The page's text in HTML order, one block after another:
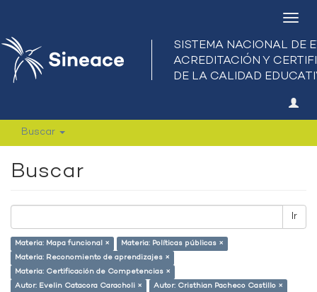
Buscar
Buscar
Ir
Materia: Mapa funcional ×
Materia: Políticas públicas ×
Materia: Reconomiento de aprendizajes ×
Materia: Certificación de Competencias ×
Autor: Evelin Catacora Caracholi ×
Autor: Cristhian Pacheco Castillo ×